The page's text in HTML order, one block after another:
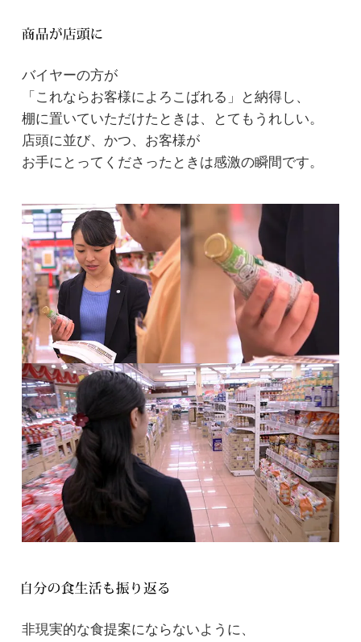
バイヤーの方が
「これならお客様によろこばれる」と納得し、
棚に置いていただけたときは、とてもうれしい。
店頭に並び、かつ、お客様が
お手にとってくださったときは感激の瞬間です。
非現実的な食提案にならないように、